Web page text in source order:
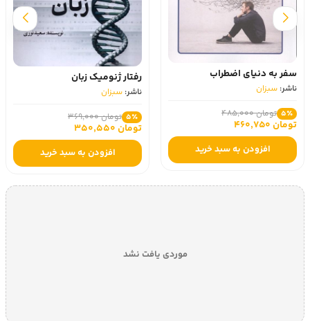
سفر به دنیای اضطراب
ناشر: سبزان
5٪ تومان 485,000
تومان 460,750
افزودن به سبد خرید
رفتار ژنومیک زبان
ناشر: سبزان
5٪ تومان 369,000
تومان 350,550
افزودن به سبد خرید
موردی یافت نشد